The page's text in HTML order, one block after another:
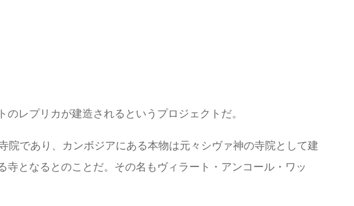
レプリカが建造されるというプロジェクトだ。
であり、カンボジアにある本物は元々シヴァ神の寺院として建
となるとのことだ。その名もヴィラート・アンコール・ワッ